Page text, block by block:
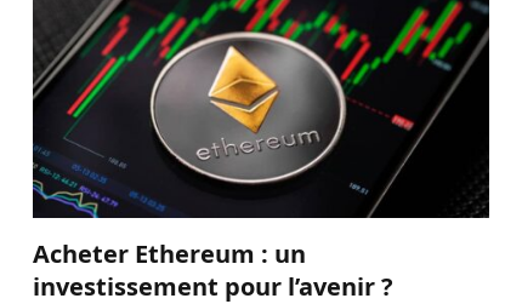
Acheter Ethereum : un
investissement pour l’avenir ?